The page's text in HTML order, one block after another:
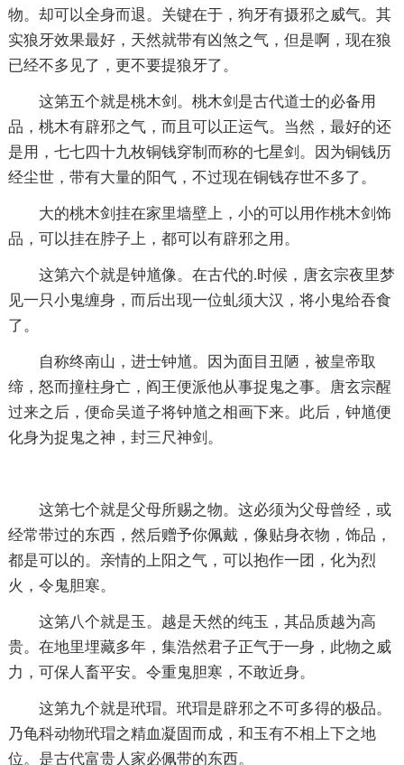
物。却可以全身而退。关键在于，狗牙有摄邪之威气。其
实狼牙效果最好，天然就带有凶煞之气，但是啊，现在狼
已经不多见了，更不要提狼牙了。
这第五个就是桃木剑。桃木剑是古代道士的必备用
品，桃木有辟邪之气，而且可以正运气。当然，最好的还
是用，七七四十九枚铜钱穿制而称的七星剑。因为铜钱历
经尘世，带有大量的阳气，不过现在铜钱存世不多了。
大的桃木剑挂在家里墙壁上，小的可以用作桃木剑饰
品，可以挂在脖子上，都可以有辟邪之用。
这第六个就是钟馗像。在古代的.时候，唐玄宗夜里梦
见一只小鬼缠身，而后出现一位虬须大汉，将小鬼给吞食
了。
自称终南山，进士钟馗。因为面目丑陋，被皇帝取
缔，怒而撞柱身亡，阎王便派他从事捉鬼之事。唐玄宗醒
过来之后，便命吴道子将钟馗之相画下来。此后，钟馗便
化身为捉鬼之神，封三尺神剑。
这第七个就是父母所赐之物。这必须为父母曾经，或
经常带过的东西，然后赠予你佩戴，像贴身衣物，饰品，
都是可以的。亲情的上阳之气，可以抱作一团，化为烈
火，令鬼胆寒。
这第八个就是玉。越是天然的纯玉，其品质越为高
贵。在地里埋藏多年，集浩然君子正气于一身，此物之威
力，可保人畜平安。令重鬼胆寒，不敢近身。
这第九个就是玳瑁。玳瑁是辟邪之不可多得的极品。
乃龟科动物玳瑁之精血凝固而成，和玉有不相上下之地
位。是古代富贵人家必佩带的东西。